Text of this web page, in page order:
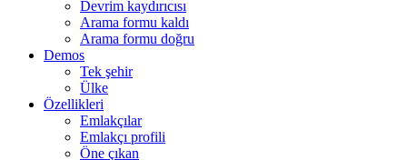
Devrim kaydırıcısı
Arama formu kaldı
Arama formu doğru
Demos
Tek şehir
Ülke
Özellikleri
Emlakçılar
Emlakçı profili
Öne çıkan